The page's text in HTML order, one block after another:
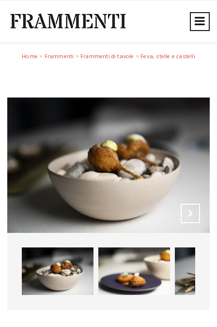
Home > Frammenti > Frammenti di tavole > Feva, stelle e castelli